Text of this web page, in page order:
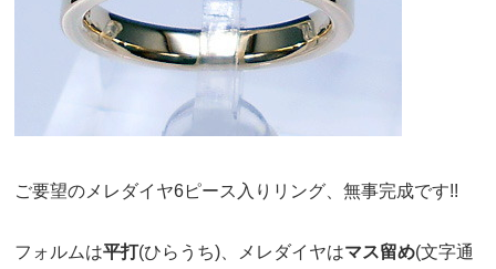
ご要望のメレダイヤ6ピース入りリング、無事完成です!!
フォルムは平打(ひらうち)、メレダイヤはマス留め(文字通